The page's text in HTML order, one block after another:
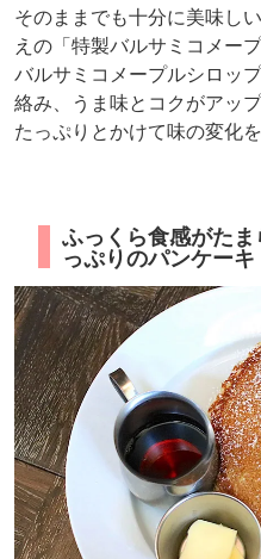
そのままでも十分に美味し
えの「特製バルサミコメー
バルサミコメープルシロッ
絡み、うま味とコクがアッ
たっぷりとかけて味の変化
ふっくら食感がた
っぷりのパンケーキ